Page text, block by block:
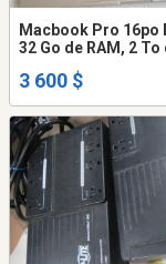
Macbook Pro 16po
32 Go de RAM, 2 To
3 600 $